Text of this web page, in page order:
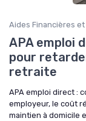
Aides Financières
APA emploi
pour
retraite
APA emploi direct :
employeur, le coût
maintien à domicile